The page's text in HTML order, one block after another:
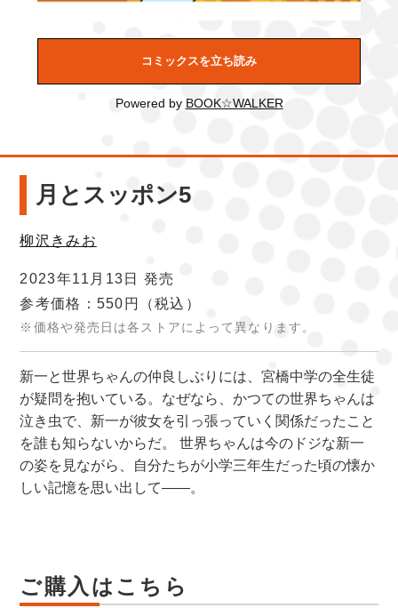
コミックスを立ち読み
Powered by BOOK☆WALKER
月とスッポン5
柳沢きみお
2023年11月13日 発売
参考価格：550円
（税込）
※価格や発売日は各ストアによって異なります。
新一と世界ちゃんの仲良しぶりには、宮橋中学の全生徒
が疑問を抱いている。なぜなら、かつての世界ちゃんは
泣き虫で、新一が彼女を引っ張っていく関係だったこと
を誰も知らないからだ。 世界ちゃんは今のドジな新一
の姿を見ながら、自分たちが小学三年生だった頃の懐か
しい記憶を思い出して――。
ご購入はこちら